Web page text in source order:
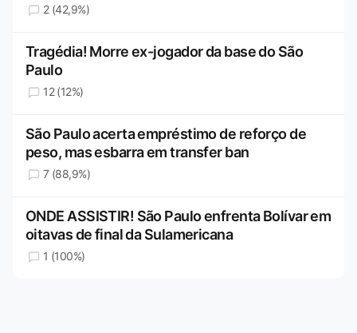
2 (42,9%)
Tragédia! Morre ex-jogador da base do São
Paulo
12 (12%)
São Paulo acerta empréstimo de reforço de
peso, mas esbarra em transfer ban
7 (88,9%)
ONDE ASSISTIR! São Paulo enfrenta Bolívar em
oitavas de final da Sulamericana
1 (100%)